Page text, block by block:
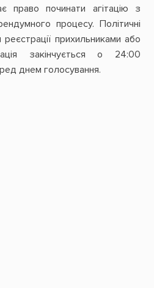
право починати агітацію з
процесу. Політичні
прихильниками або
закінчується о 24:00
днем голосування.